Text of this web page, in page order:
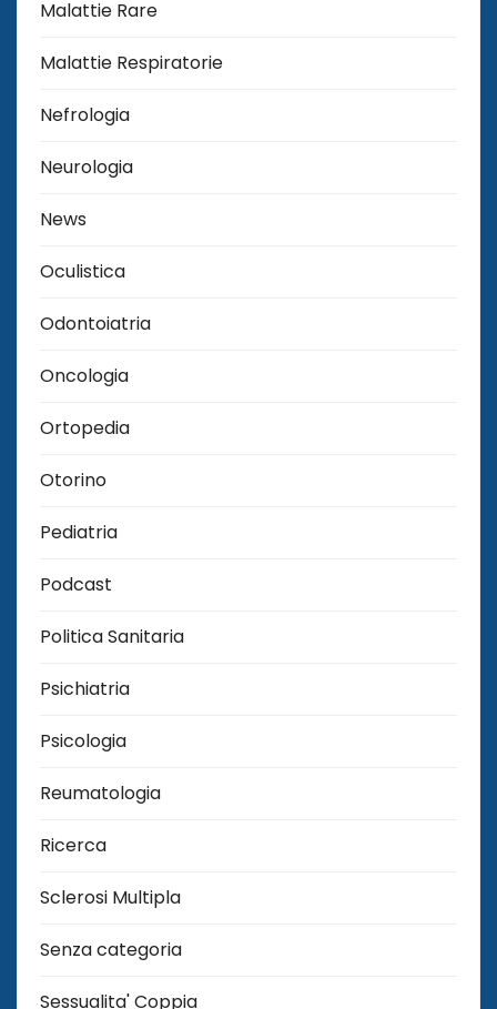
Malattie Rare
Malattie Respiratorie
Nefrologia
Neurologia
News
Oculistica
Odontoiatria
Oncologia
Ortopedia
Otorino
Pediatria
Podcast
Politica Sanitaria
Psichiatria
Psicologia
Reumatologia
Ricerca
Sclerosi Multipla
Senza categoria
Sessualita' Coppia